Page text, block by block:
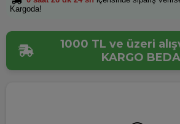
Kargoda!
1000 TL ve üzeri
KARGO